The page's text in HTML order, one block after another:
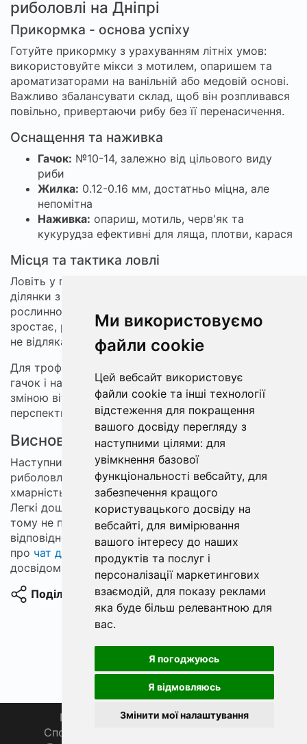
Ми використовуємо
файли cookie
Цей вебсайт використовує
файли cookie та інші технології
відстеження для покращення
вашого досвіду перегляду з
наступними цілями: для
увімкнення базової
функціональності вебсайту, для
забезпечення кращого
користувацького досвіду на
вебсайті, для вимірювання
вашого інтересу до наших
продуктів та послуг і
персоналізації маркетингових
взаємодій, для показу реклами
яка буде більш релевантною для
вас.
Я погоджуюсь
Я відмовляюсь
Змінити мої налаштування
риболовлі на Дніпрі
Прикормка - основа успіху
Готуйте прикормку з урахуванням літніх умов:
використовуйте мікси з мотилем, опаришем та
ароматизаторами на ванільній або медовій основі.
Важливо збалансувати склад, щоб він розпливався
повільно, привертаючи рибу без її перенасичення.
Оснащення та наживка
Гачок: №10-14, залежно від цільового виду
риби
Жилка: 0.12-0.16 мм, достатньо міцна, але
непомітна
Наживка: опариш, мотиль, черв'як та
кукурудза ефективні для ляща, плотви, карася
Місця та тактика ловлі
Ловіть у перших метрах від берега, обираючи
ділянки з затоками, западинами, заростями водної
рослинності. Вранці і ввечері активність риби
зростає, робіть закиди з легкою прикормкою, щоб
не відлякати здобич.
Для трофейних риб використовуйте більш крупний
гачок і насаджуйте живу наживку. Слідкуйте за
зміною вітру - захищені від вітру місця більш
перспективні.
Висновки
Наступний тиждень у Дніпрі буде сприятливим для
риболовлі. Помірні температури та помірна
хмарність створюють хороші умови для кльову.
Легкі дощі можуть підвищити активність риби,
тому не пропускайте такі дні. Використовуйте
відповідне оснащення та прикормки і не забувайте
про чат для рибалки
для консультацій та обміну
досвідом із місцевими рибалками.
Поділитися
Головна Про нас
Магазин 🛒
Спортивна рибалка 🏆